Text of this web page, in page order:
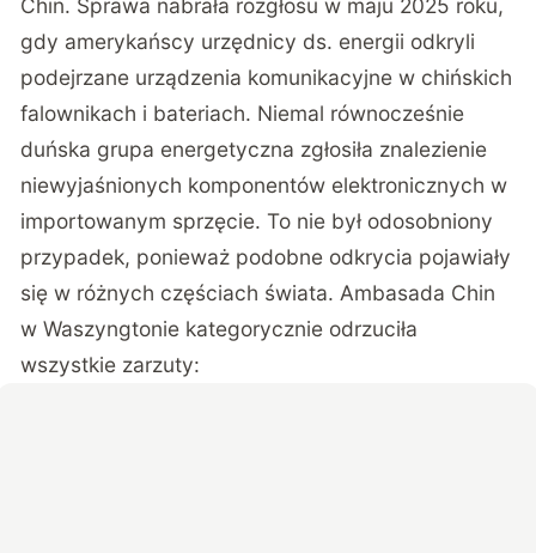
Chin. Sprawa nabrała rozgłosu w maju 2025 roku,
gdy amerykańscy urzędnicy ds. energii odkryli
podejrzane urządzenia komunikacyjne w chińskich
falownikach i bateriach. Niemal równocześnie
duńska grupa energetyczna zgłosiła znalezienie
niewyjaśnionych komponentów elektronicznych w
importowanym sprzęcie. To nie był odosobniony
przypadek, ponieważ podobne odkrycia pojawiały
się w różnych częściach świata. Ambasada Chin
w Waszyngtonie kategorycznie odrzuciła
wszystkie zarzuty: